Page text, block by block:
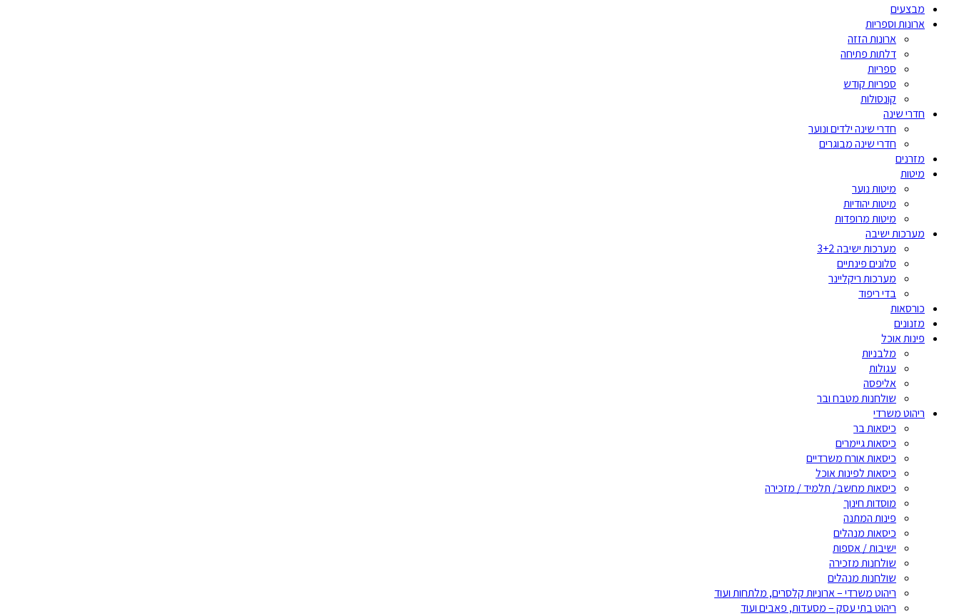
מבצעים
ארונות וספריות
ארונות הזזה
דלתות פתיחה
ספריות
ספריות קודש
קונסולות
חדרי שינה
חדרי שינה ילדים ונוער
חדרי שינה מבוגרים
מזרנים
מיטות
מיטות נוער
מיטות יהודיות
מיטות מרופדות
מערכות ישיבה
מערכות ישיבה 3+2
סלונים פינתיים
מערכות ריקליינר
בדי ריפוד
כורסאות
מזנונים
פינות אוכל
מלבניות
עגולות
אליפסה
שולחנות מטבח ובר
ריהוט משרדי
כיסאות בר
כיסאות גיימרים
כיסאות אורח משרדיים
כיסאות לפינות אוכל
כיסאות מחשב/ תלמיד / מזכירה
מוסדות חינוך
פינות המתנה
כיסאות מנהלים
ישיבות / אספות
שולחנות מזכירה
שולחנות מנהלים
ריהוט משרדי – ארוניות קלסרים, מלתחות ועוד
ריהוט בתי עסק – מסעדות, פאבים ועוד